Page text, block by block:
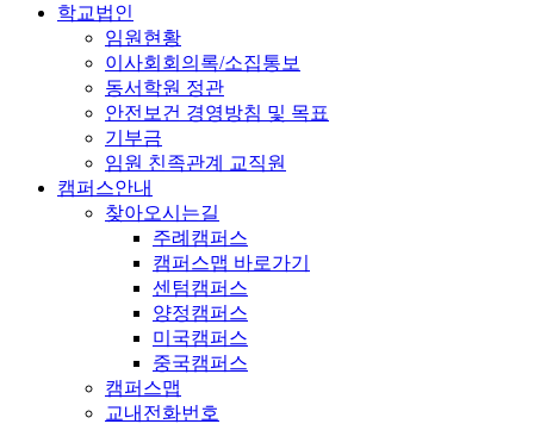
학교법인
임원현황
이사회회의록/소집통보
동서학원 정관
안전보건 경영방침 및 목표
기부금
임원 친족관계 교직원
캠퍼스안내
찾아오시는길
주례캠퍼스
캠퍼스맵 바로가기
센텀캠퍼스
양정캠퍼스
미국캠퍼스
중국캠퍼스
캠퍼스맵
교내전화번호